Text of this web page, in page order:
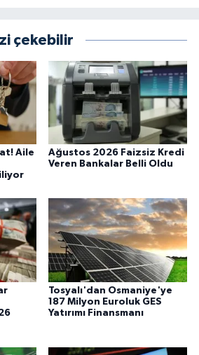
çekebilir
Aile
Ağustos 2026 Faizsiz Kredi
Veren Bankalar Belli Oldu
Tosyalı'dan Osmaniye'ye
187 Milyon Euroluk GES
Yatırımı Finansmanı